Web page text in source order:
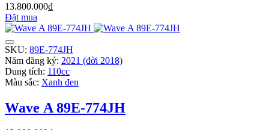
13.800.000₫
Đặt mua
SKU: 89E-774JH
Năm đăng ký: 2021 (đời 2018)
Dung tích: 110cc
Màu sắc: Xanh đen
Wave A 89E-774JH